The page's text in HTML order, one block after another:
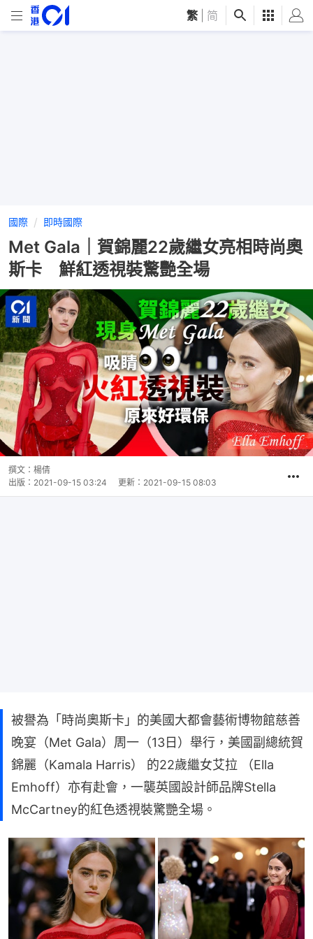
繁 简
國際 即時國際
Met Gala｜賀錦麗22歲繼女亮相時尚奧
斯卡 鮮紅透視裝驚艷全場
撰文： 楊倩
出版： 2021-09-15 03:24 更新： 2021-09-15 08:03
被譽為「時尚奧斯卡」的美國大都會藝術博物館慈善
晚宴（Met Gala）周一（13日）舉行，美國副總統賀
錦麗（Kamala Harris） 的22歲繼女艾拉 （Ella
Emhoff）亦有赴會，一襲英國設計師品牌Stella
McCartney的紅色透視裝驚艷全場。